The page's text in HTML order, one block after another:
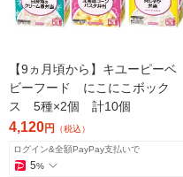
【9ヵ月頃から】キユーピーベ
ビーフード にこにこボック
ス 5種×2個 計10個
4,120円 （税込）
ログイン&全額PayPay支払いで
5%